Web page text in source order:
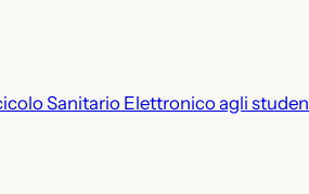
Sanitario Elettronico agli